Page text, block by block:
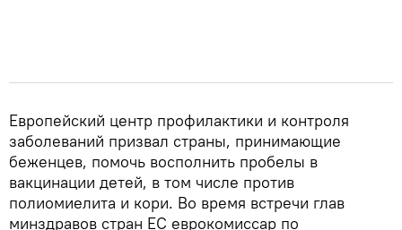
Европейский центр профилактики и контроля
заболеваний призвал страны, принимающие
беженцев, помочь восполнить пробелы в
вакцинации детей, в том числе против
полиомиелита и кори. Во время встречи глав
минздравов стран ЕС еврокомиссар по